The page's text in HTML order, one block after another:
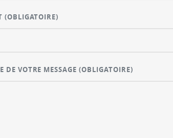
(OBLIGATOIRE)
DE VOTRE MESSAGE(OBLIGATOIRE)